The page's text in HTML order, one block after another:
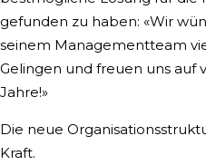
gefunden zu haben: «Wir
seinem Managementteam
Gelingen und freuen uns auf
Jahre!»
Die neue
Kraft.